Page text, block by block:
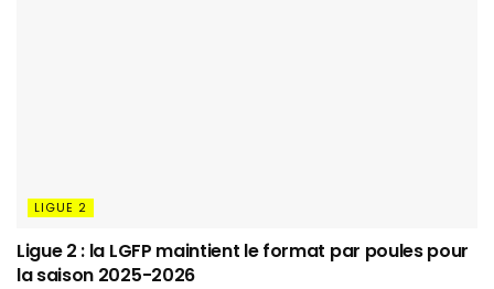
LIGUE 2
Ligue 2 : la LGFP maintient le format par poules pour
la saison 2025-2026